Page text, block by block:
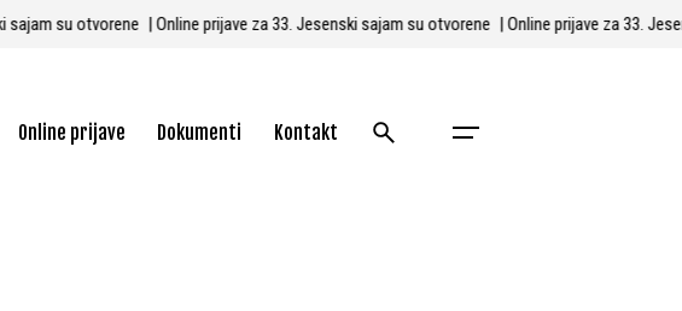
sajam su otvorene | Online prijave za 33. Jesenski sajam su otvorene | Online prijave za 33.
Online prijave Dokumenti Kontakt